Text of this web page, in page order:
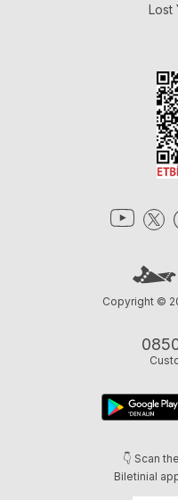
Lost
👇 Scan
Biletinial
Copyright ©